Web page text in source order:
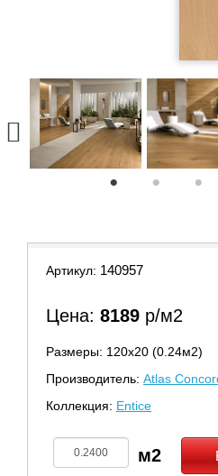
Артикул: 140957
Цена: 8189 р/м2
Размеры: 120х20 (0.24м2)
Производитель: Atlas
Коллекция: Entice